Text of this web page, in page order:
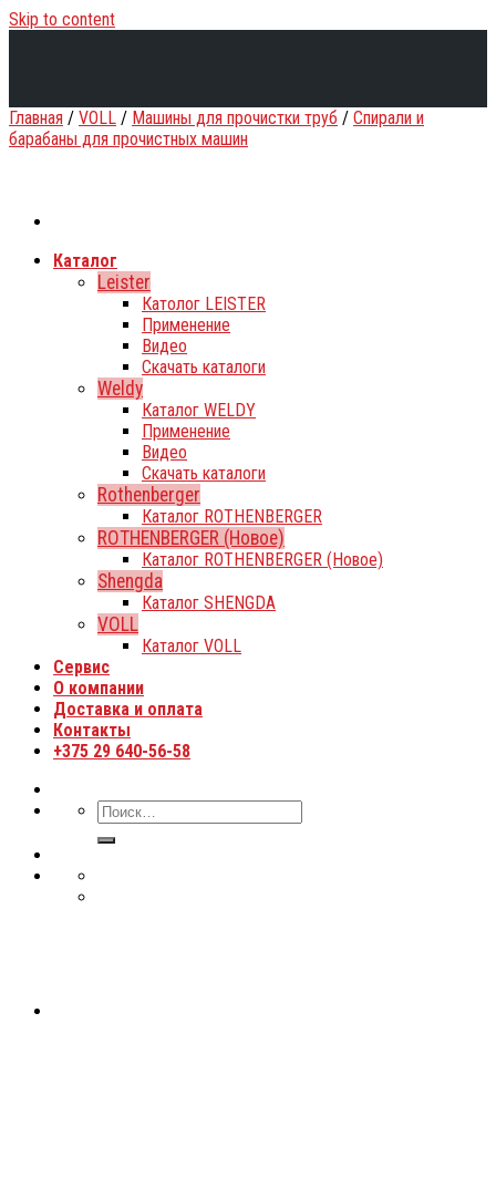
Skip to content
Каталог
Leister
Католог LEISTER
Применение
Видео
Скачать каталоги
Weldy
Каталог WELDY
Применение
Видео
Скачать каталоги
Rothenberger
Каталог ROTHENBERGER
ROTHENBERGER (Новое)
Каталог ROTHENBERGER (Новое)
Shengda
Каталог SHENGDA
VOLL
Каталог VOLL
Сервис
О компании
Доставка и оплата
Контакты
+375 29 640-56-58
Главная / VOLL / Машины для прочистки труб / Спирали и
барабаны для прочистных машин